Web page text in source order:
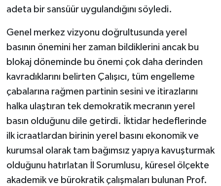
adeta bir sansüür uygulandığını söyledi.
Genel merkez vizyonu doğrultusunda yerel
basının önemini her zaman bildiklerini ancak bu
blokaj döneminde bu önemi çok daha derinden
kavradıklarını belirten Çalışıcı, tüm engelleme
çabalarına rağmen partinin sesini ve itirazlarını
halka ulaştıran tek demokratik mecranın yerel
basın olduğunu dile getirdi. İktidar hedeflerinde
ilk icraatlardan birinin yerel basını ekonomik ve
kurumsal olarak tam bağımsız yapıya kavuşturmak
olduğunu hatırlatan İl Sorumlusu, küresel ölçekte
akademik ve bürokratik çalışmaları bulunan Prof.